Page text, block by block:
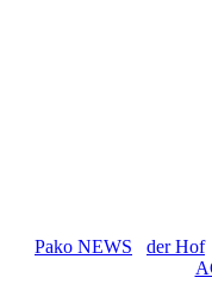
Pako NEWS der Hof